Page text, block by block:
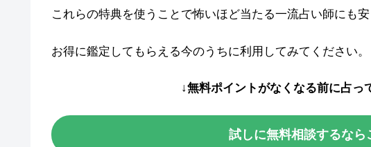
これらの特典を使うことで怖いほど当たる一流占い師にも
お得に鑑定してもらえる今のうちに利用してみてください。
↓無料ポイントがなくなる前に占っ
試しに無料相談するなら